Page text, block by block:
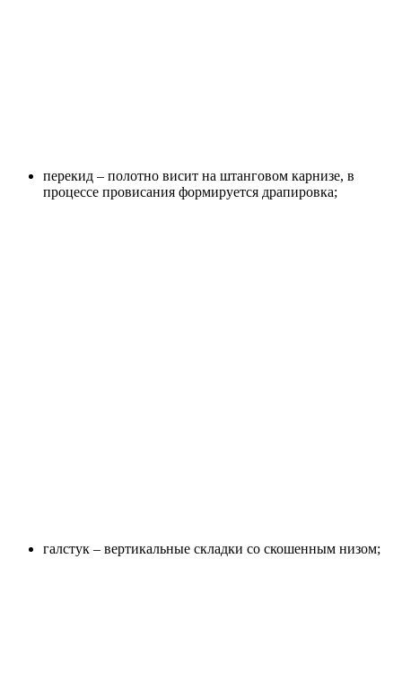
перекид – полотно висит на штанговом карнизе, в
процессе провисания формируется драпировка;
галстук – вертикальные складки со скошенным низом;